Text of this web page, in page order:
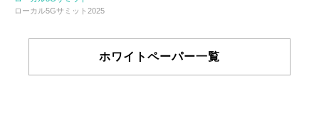
ローカル5Gサミット2025
ホワイトペーパー一覧